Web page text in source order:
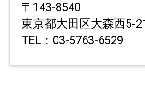
〒143-8540
東京都大田区大森西5-
TEL：03-5763-6529